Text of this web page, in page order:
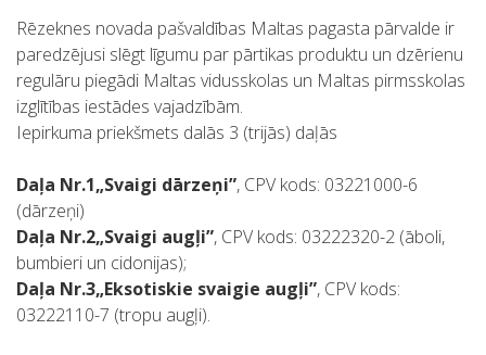
Rēzeknes novada pašvaldības Maltas pagasta pārvalde ir
paredzējusi slēgt līgumu par pārtikas produktu un dzērienu
regulāru piegādi Maltas vidusskolas un Maltas pirmsskolas
izglītības iestādes vajadzībām.
Iepirkuma priekšmets dalās 3 (trijās) daļās
Daļa Nr.1„Svaigi dārzeņi”, CPV kods: 03221000-6
(dārzeņi)
Daļa Nr.2„Svaigi augļi”, CPV kods: 03222320-2 (āboli,
bumbieri un cidonijas);
Daļa Nr.3„Eksotiskie svaigie augļi”, CPV kods:
03222110-7 (tropu augļi).